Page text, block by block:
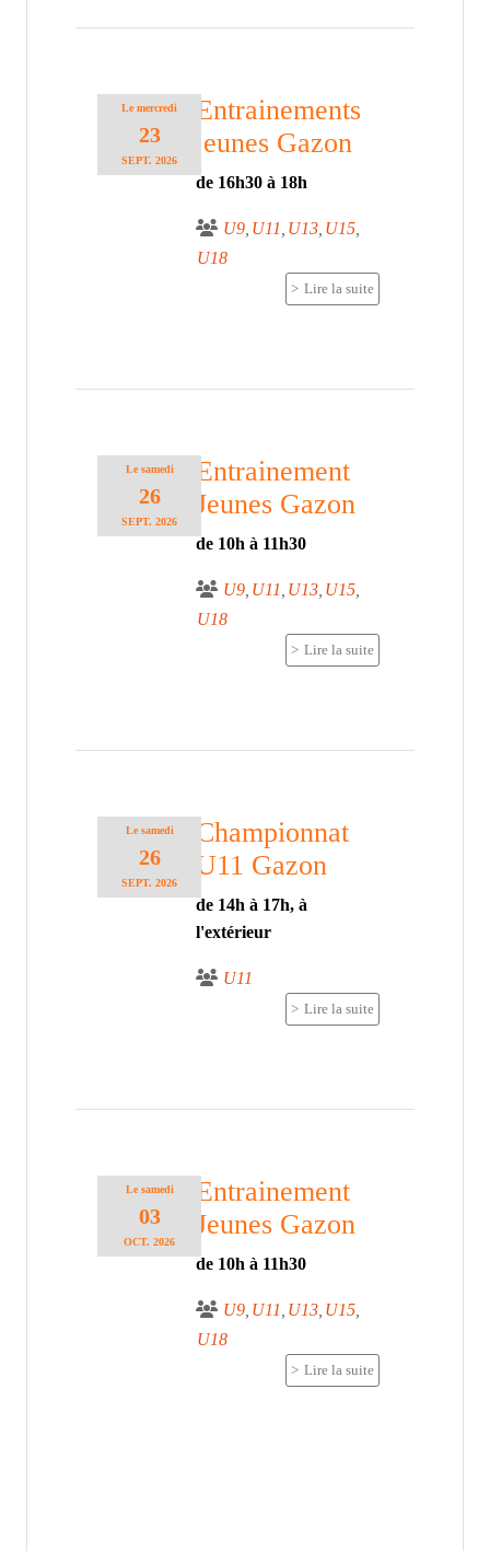
Le mercredi
23
SEPT. 2026
Entrainements
jeunes Gazon
de 16h30 à 18h
U9 U11 U13 U15
U18
Lire la suite
Le samedi
26
SEPT. 2026
Entrainement
Jeunes Gazon
de 10h à 11h30
U9 U11 U13 U15
U18
Lire la suite
Le samedi
26
SEPT. 2026
Championnat
U11 Gazon
de 14h à 17h, à
l'extérieur
U11
Lire la suite
Le samedi
03
OCT. 2026
Entrainement
Jeunes Gazon
de 10h à 11h30
U9 U11 U13 U15
U18
Lire la suite